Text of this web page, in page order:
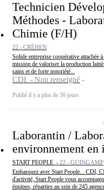
Technicien
Méthodes -
Chimie (F/H)
22 - CRÉHEN
Solide entreprise coopérative attachée
mission de valoriser la production
sains et de forte notoriété...
CDI - Non renseigné
Publié il y a plus de 30 jours
Laborantin /
environnement en
START PEOPLE - 22 - GUINGAMP
Embarquez avec Start People... CDI,
d'activité, Start People vous
équipes, réparties au sein de 245